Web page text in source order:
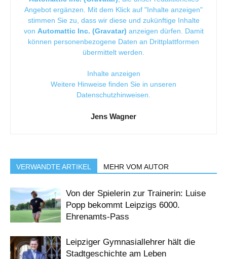
Angebot ergänzen. Mit dem Klick auf "Inhalte anzeigen"
stimmen Sie zu, dass wir diese und zukünftige Inhalte
von Automattic Inc. (Gravatar) anzeigen dürfen. Damit
können personenbezogene Daten an Drittplattformen
übermittelt werden.
Inhalte anzeigen
Weitere Hinweise finden Sie in unseren
Datenschutzhinweisen
Jens Wagner
VERWANDTE ARTIKEL MEHR VOM AUTOR
Von der Spielerin zur Trainerin: Luise
Popp bekommt Leipzigs 6000.
Ehrenamts-Pass
Leipziger Gymnasiallehrer hält die
Stadtgeschichte am Leben